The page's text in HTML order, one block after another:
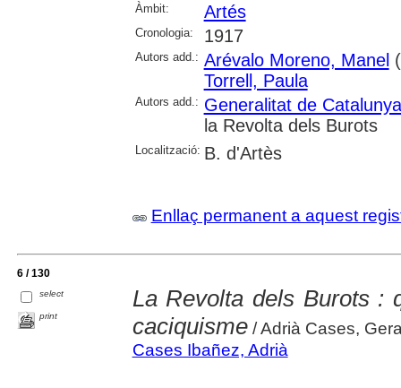
Àmbit:
Artés
Cronologia: 1917
Autors add.: Arévalo Moreno, Manel
Torrell, Paula
Autors add.: Generalitat de Catalunya
la Revolta dels Burots
Localització: B. d'Artès
Enllaç permanent a aquest
6 / 130
select
print
La Revolta dels Burots :
caciquisme/ Adrià Cases,
Cases Ibañez, Adrià